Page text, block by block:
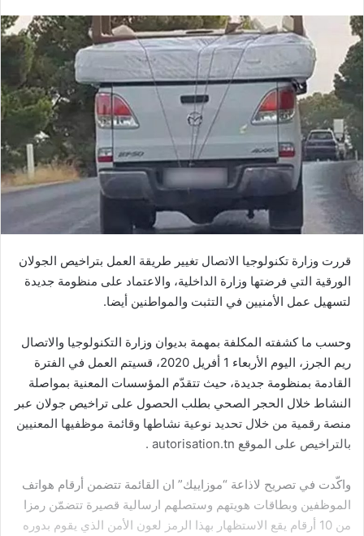
قررت وزارة تكنولوجيا الاتصال تغيير طريقة العمل بتراخيص الجولان
الورقية التي فرضتها وزارة الداخلية، والاعتماد على منظومة جديدة
لتسهيل عمل الأمنيين في التثبت والمواطنين أيضا.
وحسب ما كشفته المكلفة بمهمة بديوان وزارة التكنولوجيا والاتصال
ريم الجرز، اليوم الأربعاء 1 أفريل 2020، قسيتم العمل في الفترة
القادمة بمنظومة جديدة، حيث تتقدّم المؤسسات المعنية بمواصلة
النشاط خلال الحجر الصحي بطلب الحصول على تراخيص جولان عبر
منصة رقمية من خلال تحديد نوعية نشاطها وقائمة موظفيها المعنيين
بالتراخيص على الموقع autorisation.tn .
واكّدت في تصريح لاذاعة “موزاييك” ان القائمة تتضمن أرقام هواتف
الموظفين وبطاقات هويتهم وستصلهم ارسالية قصيرة تتضمّن رمزا
من 10 أرقام يقع الاستظهار بهذا الرمز لعون الأمن الذي يقوم بدوره